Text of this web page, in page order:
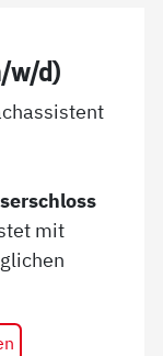
w/d)
mit